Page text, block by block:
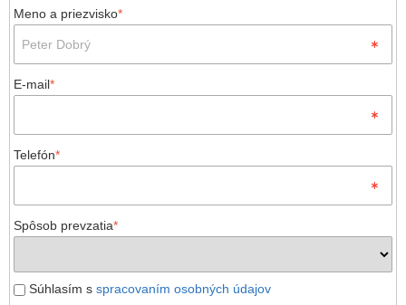
Meno a priezvisko*
E-mail*
Telefón*
Spôsob prevzatia*
Súhlasím s spracovaním osobných údajov